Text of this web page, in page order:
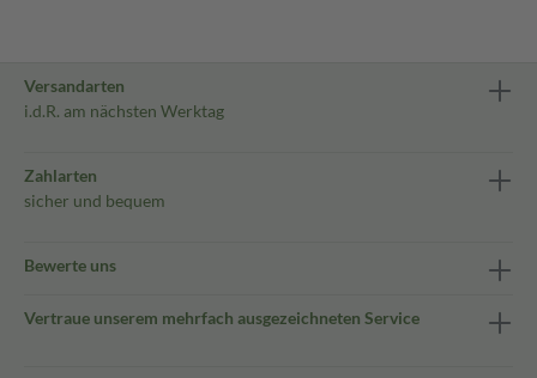
Versandarten
i.d.R. am nächsten Werktag
Zahlarten
sicher und bequem
Bewerte uns
Vertraue unserem mehrfach ausgezeichneten Service